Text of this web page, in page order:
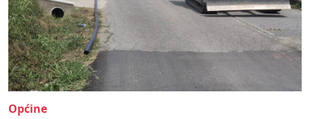
Općine